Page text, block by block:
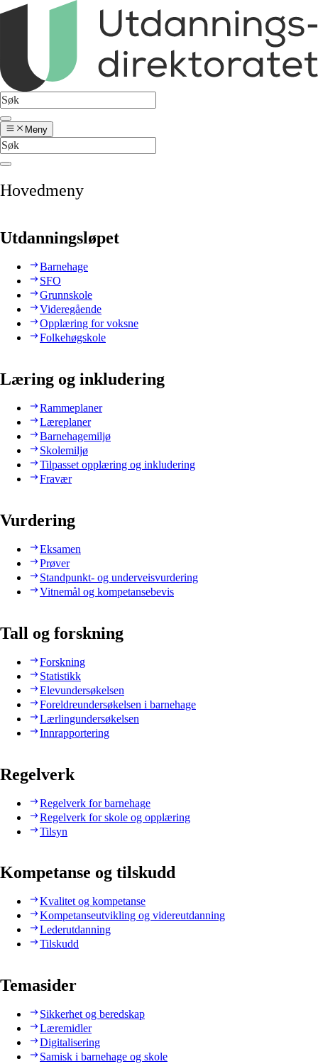
Meny
Hovedmeny
Utdanningsløpet
Barnehage
SFO
Grunnskole
Videregående
Opplæring for voksne
Folkehøgskole
Læring og inkludering
Rammeplaner
Læreplaner
Barnehagemiljø
Skolemiljø
Tilpasset opplæring og inkludering
Fravær
Vurdering
Eksamen
Prøver
Standpunkt- og underveisvurdering
Vitnemål og kompetansebevis
Tall og forskning
Forskning
Statistikk
Elevundersøkelsen
Foreldreundersøkelsen i barnehage
Lærlingundersøkelsen
Innrapportering
Regelverk
Regelverk for barnehage
Regelverk for skole og opplæring
Tilsyn
Kompetanse og tilskudd
Kvalitet og kompetanse
Kompetanseutvikling og videreutdanning
Lederutdanning
Tilskudd
Temasider
Sikkerhet og beredskap
Læremidler
Digitalisering
Samisk i barnehage og skole